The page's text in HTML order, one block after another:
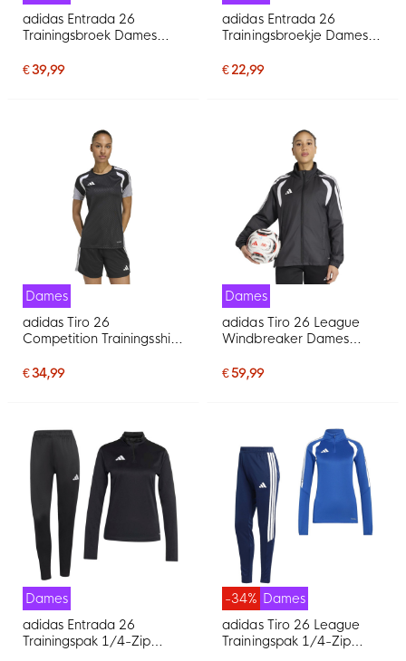
adidas Entrada 26
Trainingsbroek Dames
€ 39,99
adidas Entrada 26
Trainingsbroekje Dames
€ 22,99
Dames
adidas Tiro 26
Competition Trainingsshirt
€ 34,99
Dames
adidas Tiro 26 League
Windbreaker Dames
€ 59,99
Dames
adidas Entrada 26
Trainingspak 1/4-Zip
-34% Dames
adidas Tiro 26 League
Trainingspak 1/4-Zip